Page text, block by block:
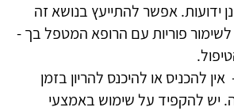
ידועות. אפשר להתייעץ בנושא זה
לשימור פוריות עם הרופא המטפל בך -
אין להכניס או להיכנס להריון בזמן
יש להקפיד על שימוש באמצעי